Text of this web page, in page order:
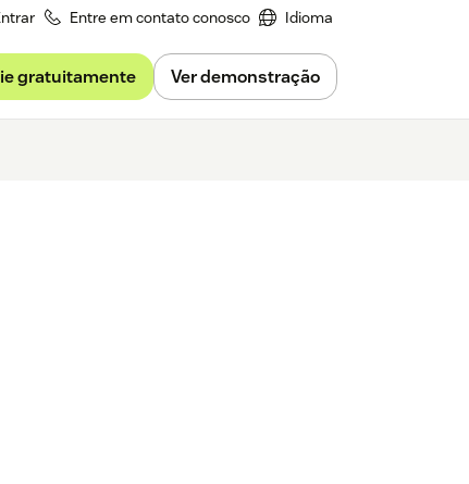
Entre em contato conosco Idioma
gratuitamente Ver demonstração